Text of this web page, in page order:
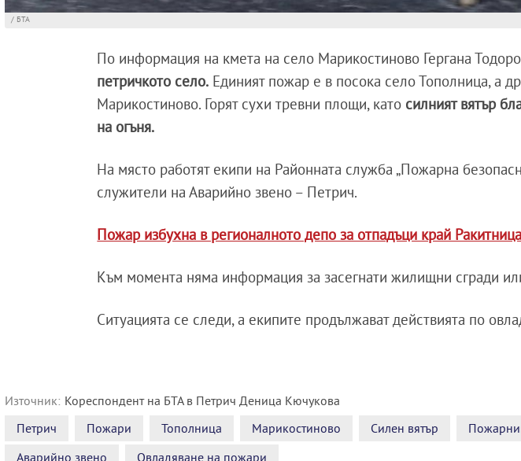
/ БТА
По информация на кмета на село Марикостиново Гергана
петричкото село. Единият пожар е в посока село Тополница, а
Марикостиново. Горят сухи тревни площи, като силният вятър
на огъня.
На място работят екипи на Районната служба „Пожарна
служители на Аварийно звено – Петрич.
Пожар избухна в регионалното депо за отпадъци край
Към момента няма информация за засегнати жилищни сгради
Ситуацията се следи, а екипите продължават действията по
Източник: Кореспондент на БТА в Петрич Деница Кючукова
Петрич
Пожари Тополница Марикостиново Силен вятър
Аварийно звено
Овладяване на пожари